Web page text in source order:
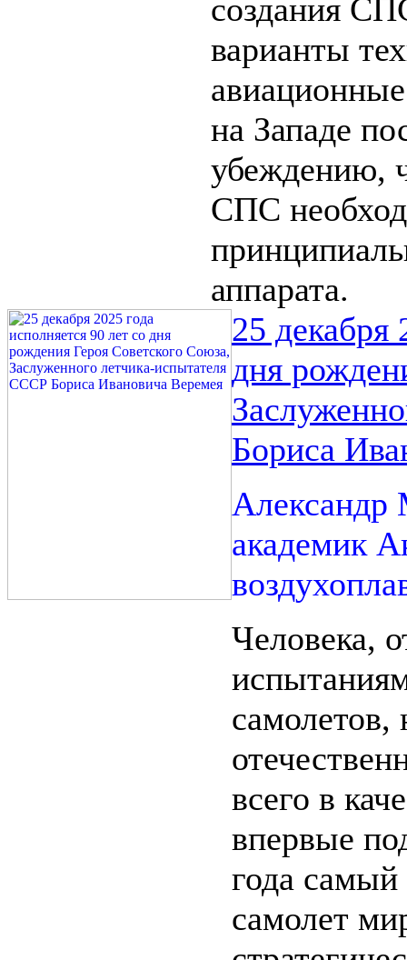
создания
варианты
на Западе
убеждению,
СПС
аппарата.
25 декабря
дня
Бориса
Александр
академик
Человека,
самолетов,
всего в
впервые
года
самолет